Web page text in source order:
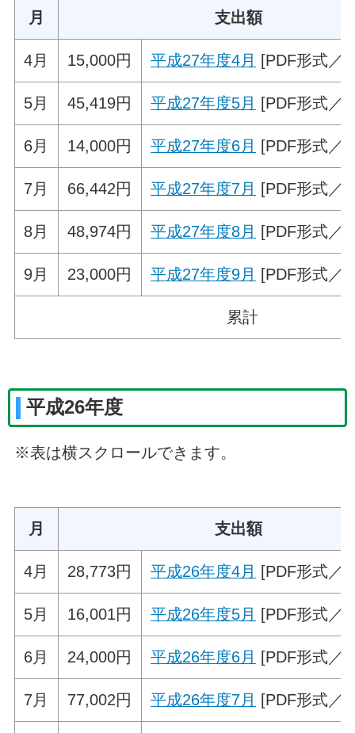
月 支出額
4月 15,000円 平成27年度4月 [PDF形式／
5月 45,419円 平成27年度5月 [PDF形式／
6月 14,000円 平成27年度6月 [PDF形式／
7月 66,442円 平成27年度7月 [PDF形式／
8月 48,974円 平成27年度8月 [PDF形式／
9月 23,000円 平成27年度9月 [PDF形式／
累計
平成26年度
※表は横スクロールできます。
月 支出額
4月 28,773円 平成26年度4月 [PDF形式／
5月 16,001円 平成26年度5月 [PDF形式／
6月 24,000円 平成26年度6月 [PDF形式／
7月 77,002円 平成26年度7月 [PDF形式／